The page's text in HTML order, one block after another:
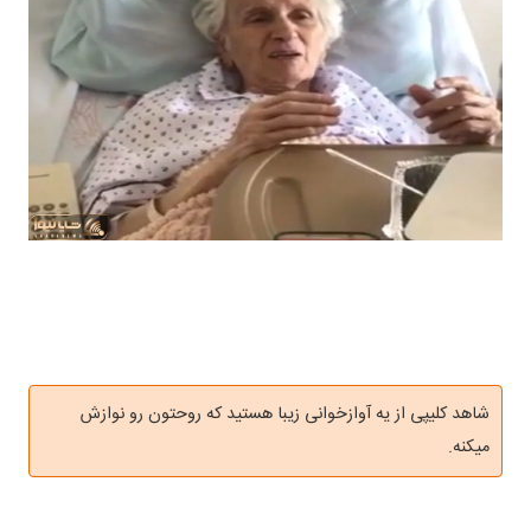
شاهد کلیپی از یه آوازخوانی زیبا هستید که روحتون رو نوازش
میکنه.